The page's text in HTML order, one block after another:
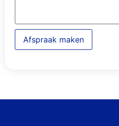
Afspraak maken